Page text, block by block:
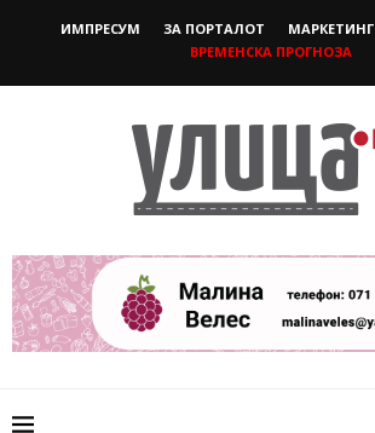
ИМПРЕСУМ ЗА ПОРТАЛОТ МАРКЕТИНГ
ВРЕМЕНСКА ПРОГНОЗА